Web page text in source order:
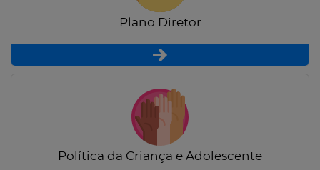
Plano Diretor
Política da Criança e Adolescente